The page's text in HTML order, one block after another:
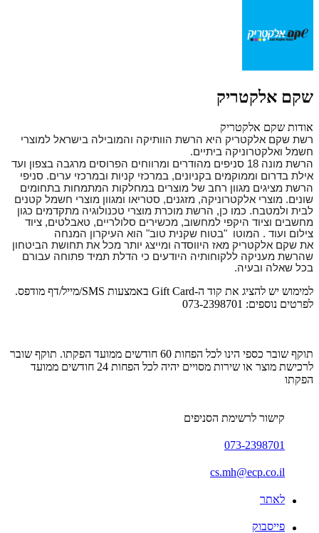
שקם אלקטריק
אודות שקם אלקטריק
רשת שקם אלקטריק היא הרשת הוותיקה והמובילה בישראל למוצרי
חשמל ואלקטרוניקה ביתיים.
הרשת מונה 18 סניפים מהודרים ומרווחים הפרוסים מרגבה בצפון ועד
אילת בדרום וממוקמים בקניונים, במרכזי קניות ובמרכזי ערים. סניפי
הרשת מציגים מגוון רחב של מוצרים במחלקות המתמחות בתחומים
שונים. מוצרי אלקטרוניקה, מזגנים, סטריאו ומגוון מוצרי חשמל קטנים
לבית ולמטבח. כמו כן, הרשת מוכרת מוצרי טכנולוגיה מתקדמים כגון
מחשבים וציוד היקפי למחשוב, מכשירים סלולריים, טאבלטים, ציוד
צילום ועוד . המוטו "בטוח שקנית טוב" הוא העיקרון המנחה
את שקם אלקטריק מאז היווסדה ומייצג יותר מכל את תחושת הביטחון
שהרשת מעניקה ללקוחותיה היודעים כי הדלת תמיד פתוחה עבורם
בכל שאלה ובעיה.
למימוש יש להציג את קוד ה-Gift Card באמצעות SMS/מייל/דף מודפס.
לפרטים נוספים: 073-2398701
תוקף שובר כספי הינו לכל הפחות 60 חודשים ממועד הפקתו. תוקף שובר
לרכישת מוצר או שירות מסויים יהיה לכל הפחות 24 חודשים ממועד
הפקתו
קישור לרשימת הסניפים
073-2398701
cs.mh@ecp.co.il
לאתר
פייסבוק